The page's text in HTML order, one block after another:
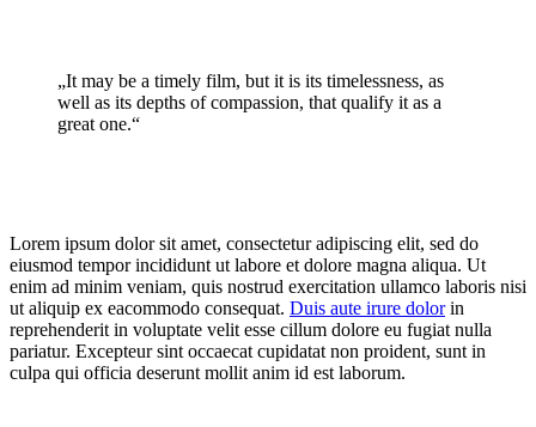
„It may be a timely film, but it is its timelessness, as
well as its depths of compassion, that qualify it as a
great one.“
Lorem ipsum dolor sit amet, consectetur adipiscing elit, sed do
eiusmod tempor incididunt ut labore et dolore magna aliqua. Ut
enim ad minim veniam, quis nostrud exercitation ullamco laboris nisi
ut aliquip ex eacommodo consequat. Duis aute irure dolorin
reprehenderit in voluptate velit esse cillum dolore eu fugiat nulla
pariatur. Excepteur sint occaecat cupidatat non proident, sunt in
culpa qui officia deserunt mollit anim id est laborum.